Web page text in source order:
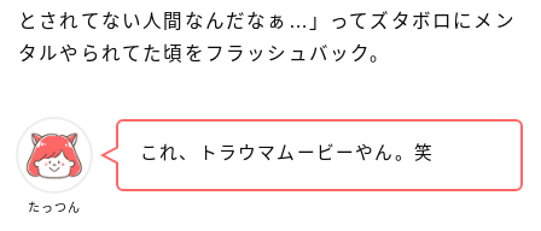
とされてない人間なんだなぁ…」ってズタボロにメン
タルやられてた頃をフラッシュバック。
たっつん
これ、トラウマムービーやん。笑